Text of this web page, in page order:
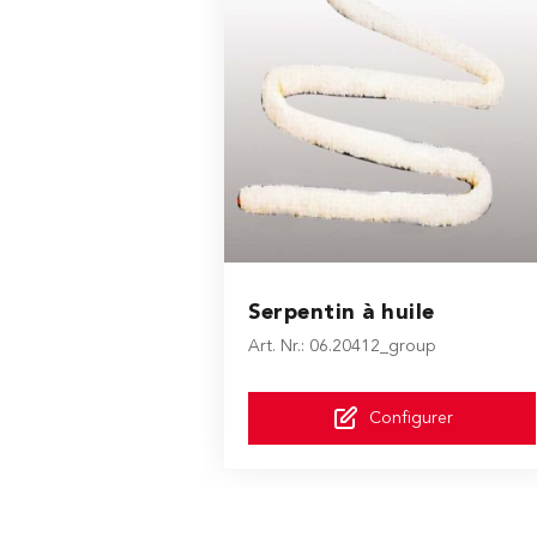
Serpentin à huile
Art. Nr.: 06.20412_group
The price depends on the
Configurer